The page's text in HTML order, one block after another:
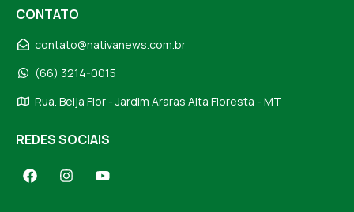
CONTATO
contato@nativanews.com.br
(66) 3214-0015
Rua. Beija Flor - Jardim Araras Alta Floresta - MT
REDES SOCIAIS